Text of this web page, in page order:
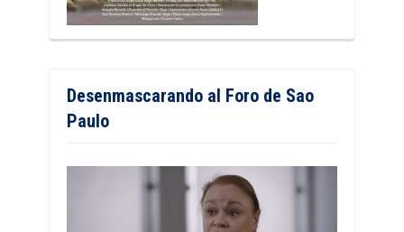
Desenmascarando al Foro de Sao
Paulo